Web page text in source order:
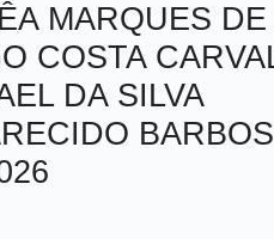
MARQUES
COSTA
DA SILVA